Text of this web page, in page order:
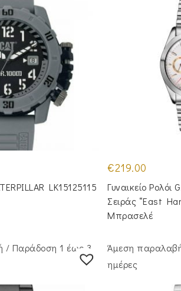
LK15125115
€219.00
Γυναικείο Ρολόι
Σειράς “East
Μπρασελέ
/ Παράδoση 1 έως 3
Άμεση
ημέρες